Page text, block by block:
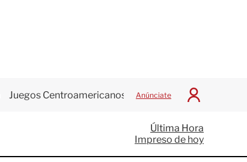
Juegos Centroamericanos Anúnciate
I
c
i
a
Última Hora
Impreso de hoy